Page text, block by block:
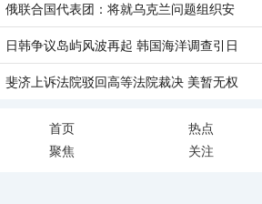
俄联合国代表团：将就乌克兰问题组织安
日韩争议岛屿风波再起 韩国海洋调查引日
斐济上诉法院驳回高等法院裁决 美暂无权
首页 热点
聚焦
关注